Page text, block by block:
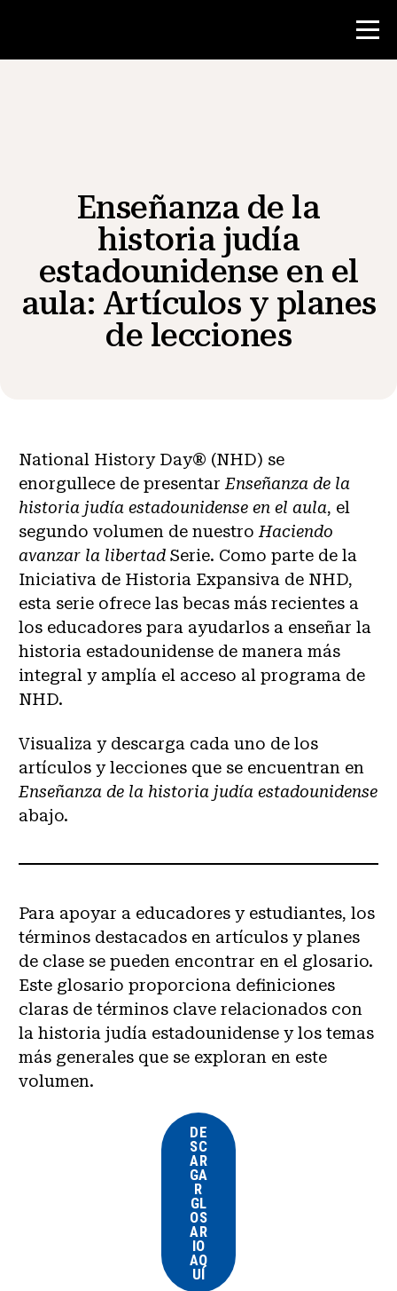
Noticias y Eventos
Acerca de NHD®
Involucrarse
Enseñanza de la
historia judía
estadounidense en el
aula: Artículos y planes
de lecciones
National History Day® (NHD) se
enorgullece de presentar Enseñanza de la
historia judía estadounidense en el aula, el
segundo volumen de nuestro Haciendo
avanzar la libertad Serie. Como parte de la
Iniciativa de Historia Expansiva de NHD,
esta serie ofrece las becas más recientes a
los educadores para ayudarlos a enseñar la
historia estadounidense de manera más
integral y amplía el acceso al programa de
NHD.
Visualiza y descarga cada uno de los
artículos y lecciones que se encuentran en
Enseñanza de la historia judía estadounidense
abajo.
Para apoyar a educadores y estudiantes, los
términos destacados en artículos y planes
de clase se pueden encontrar en el glosario.
Este glosario proporciona definiciones
claras de términos clave relacionados con
la historia judía estadounidense y los temas
más generales que se exploran en este
volumen.
DE
SC
AR
GA
R
GL
OS
AR
IO
AQ
UÍ